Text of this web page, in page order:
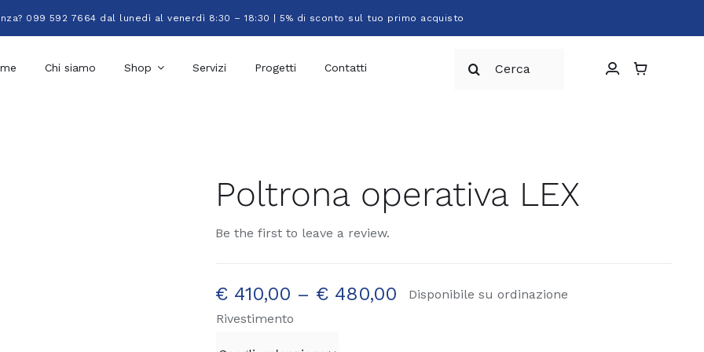
099 592 7664 dal lunedì al venerdì 8:30 – 18:30 | 5% di sconto sul tuo primo acquisto
Chi siamo Shop Servizi Progetti Contatti
Poltrona operativa LEX
Be the first to leave a review.
€ 410,00 – € 480,00
Disponibile su ordinazione
Rivestimento